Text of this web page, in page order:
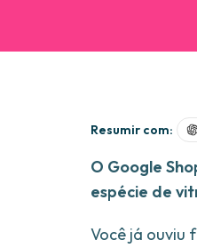
Resumir com:
O Google
espécie de
Você já ouviu